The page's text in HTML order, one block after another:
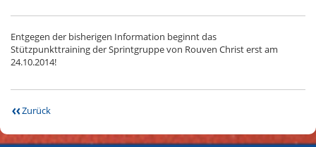
Entgegen der bisherigen Information beginnt das
Stützpunkttraining der Sprintgruppe von Rouven Christ erst am
24.10.2014!
Zurück